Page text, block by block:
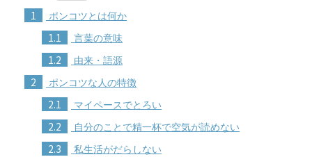
1 ポンコツとは何か
1.1 言葉の意味
1.2 由来・語源
2 ポンコツな人の特徴
2.1 マイペースでとろい
2.2 自分のことで精一杯で空気が読めない
2.3 私生活がだらしない